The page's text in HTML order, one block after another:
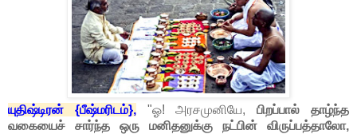
யுதிஷ்டிரன் {பீஷ்மரிடம்},"ஓ! அரசமுனியே,பிறப்பால் தாழ்ந்த
வகையைச் சார்ந்த ஒரு மனிதனுக்கு நட்பின் விருப்பத்தாலோ,